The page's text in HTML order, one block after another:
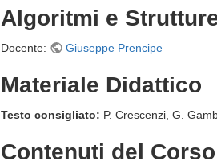
Algoritmi e
Docente: Giuseppe Prencipe
Materiale Didattico
Testo consigliato: P. Crescenzi, G.
Contenuti del Corso